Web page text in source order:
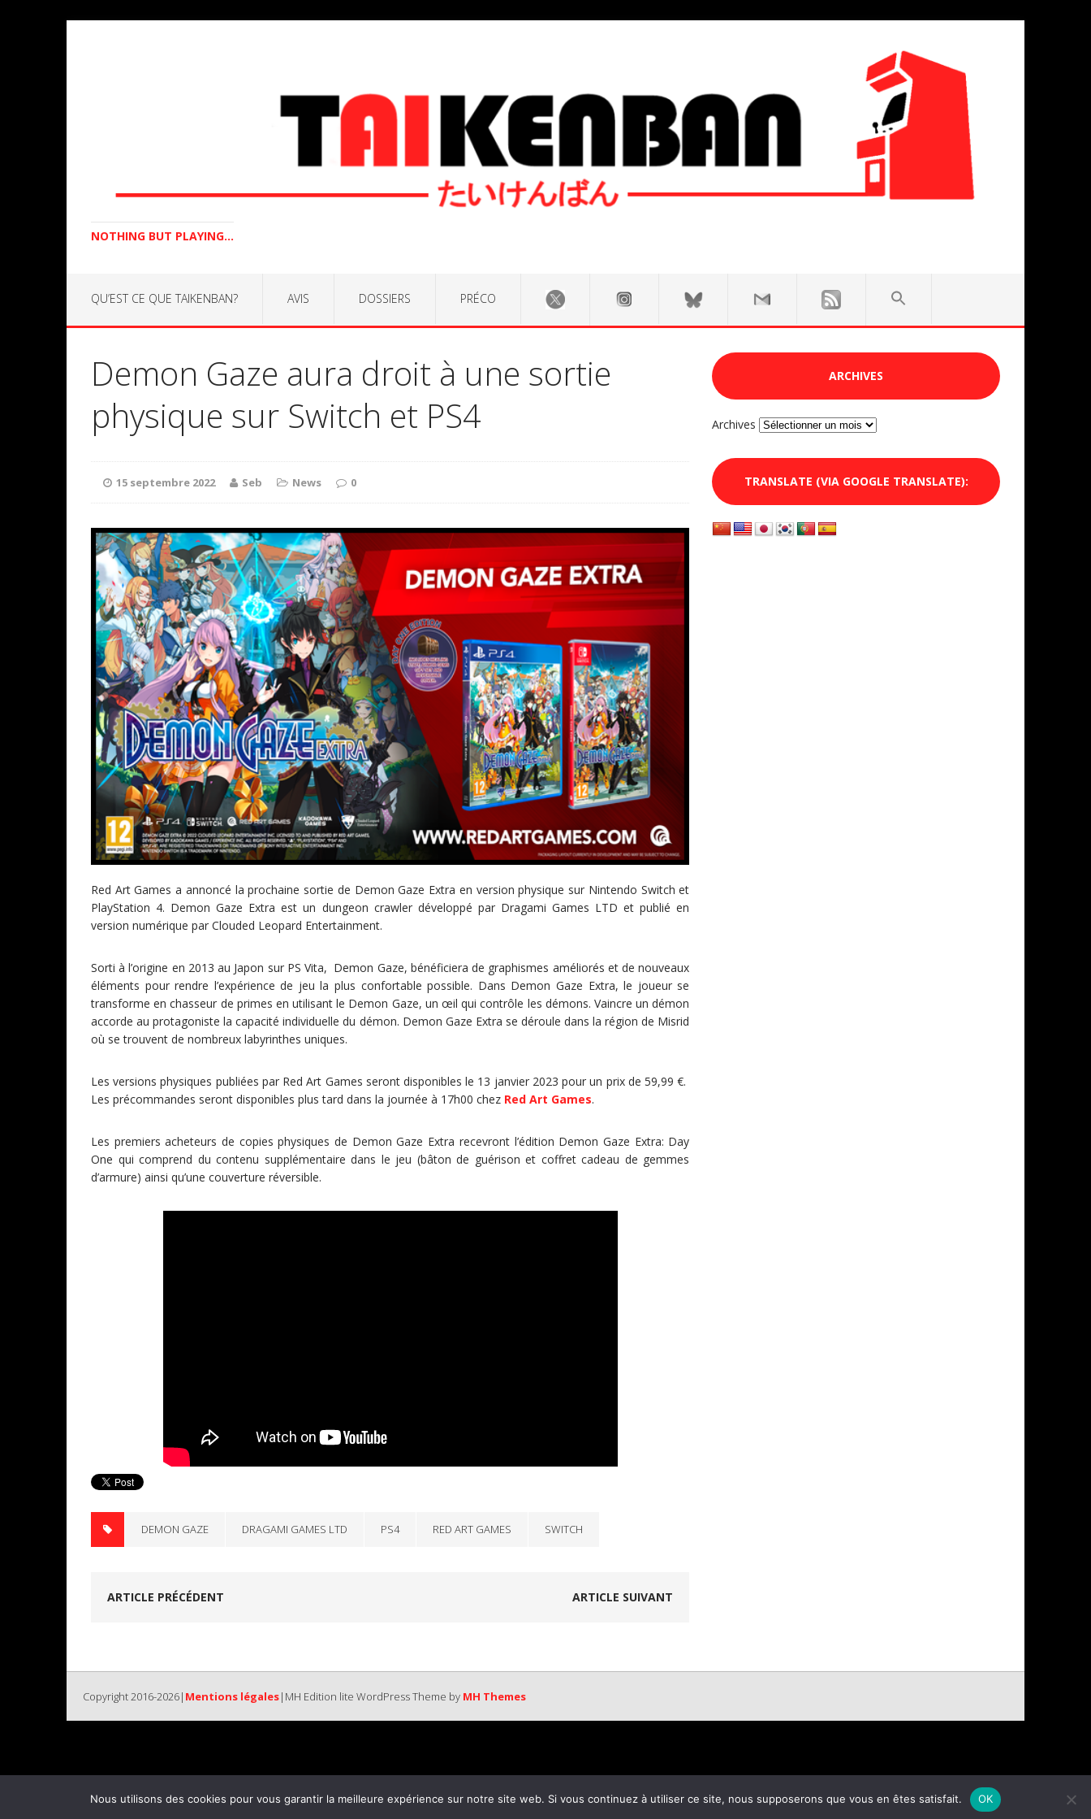
NOTHING BUT PLAYING...
QU’EST CE QUE TAIKENBAN? AVIS DOSSIERS PRÉCO
Demon Gaze aura droit à une sortie
physique sur Switch et PS4
15 septembre 2022 Seb News 0
Red Art Games a annoncé la prochaine sortie de Demon Gaze Extra en version physique sur Nintendo Switch et
PlayStation 4. Demon Gaze Extra est un dungeon crawler développé par Dragami Games LTD et publié en
version numérique par Clouded Leopard Entertainment.
Sorti à l’origine en 2013 au Japon sur PS Vita, Demon Gaze, bénéficiera de graphismes améliorés et de nouveaux
éléments pour rendre l’expérience de jeu la plus confortable possible. Dans Demon Gaze Extra, le joueur se
transforme en chasseur de primes en utilisant le Demon Gaze, un œil qui contrôle les démons. Vaincre un démon
accorde au protagoniste la capacité individuelle du démon. Demon Gaze Extra se déroule dans la région de Misrid
où se trouvent de nombreux labyrinthes uniques.
Les versions physiques publiées par Red Art Games seront disponibles le 13 janvier 2023 pour un prix de 59,99 €.
Les précommandes seront disponibles plus tard dans la journée à 17h00 chez Red Art Games.
Les premiers acheteurs de copies physiques de Demon Gaze Extra recevront l’édition Demon Gaze Extra: Day
One qui comprend du contenu supplémentaire dans le jeu (bâton de guérison et coffret cadeau de gemmes
d’armure) ainsi qu’une couverture réversible.
DEMON GAZE DRAGAMI GAMES LTD PS4 RED ART GAMES SWITCH
ARTICLE PRÉCÉDENT ARTICLE SUIVANT
ARCHIVES
Archives
TRANSLATE (VIA GOOGLE TRANSLATE):
Copyright 2016-2026| Mentions légales|MH Edition lite WordPress Theme by MH Themes
Nous utilisons des cookies pour vous garantir la meilleure expérience sur notre site web. Si vous continuez à utiliser ce site, nous supposerons que vous en êtes satisfait. OK